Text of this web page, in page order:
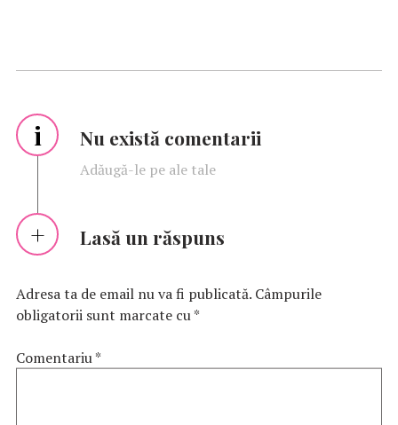
i Nu există comentarii
Adăugă-le pe ale tale
Lasă un răspuns
Adresa ta de email nu va fi publicată. Câmpurile
obligatorii sunt marcate cu*
Comentariu*